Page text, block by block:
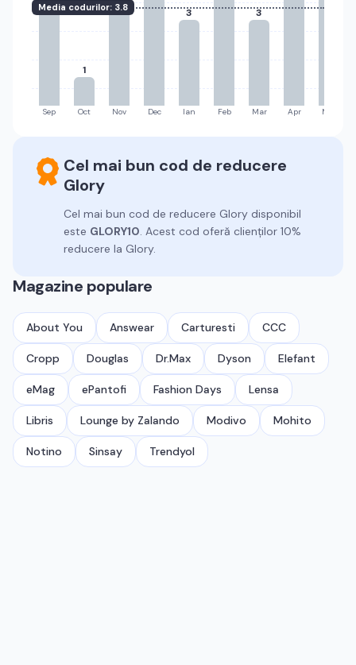
Media codurilor: 3.8
Sep
1
Oct Nov Dec
3
Ian Feb
3
Mar Apr Mai
Cel mai bun cod de reducere
Glory
Cel mai bun cod de reducere Glory disponibil
este GLORY10. Acest cod oferă clienților 10%
reducere la Glory.
Magazine populare
About You Answear Carturesti CCC
Cropp Douglas Dr.Max Dyson Elefant
eMag ePantofi Fashion Days Lensa
Libris Lounge by Zalando Modivo Mohito
Notino Sinsay Trendyol